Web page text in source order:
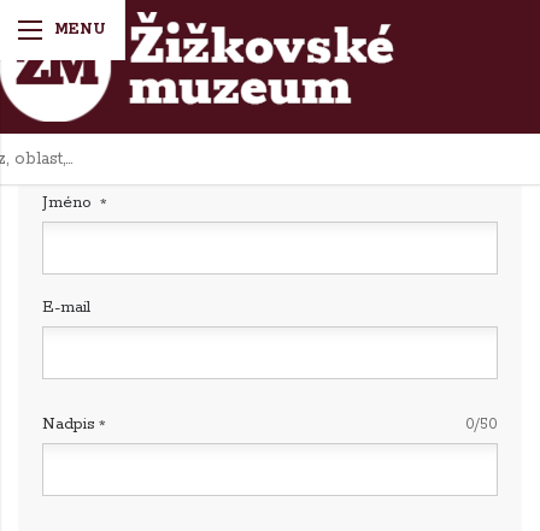
Diskuze k tématu:
Legitimace S.K. „Čechoslovan“
Žižkov
Jméno
E-mail
Nadpis 0/50